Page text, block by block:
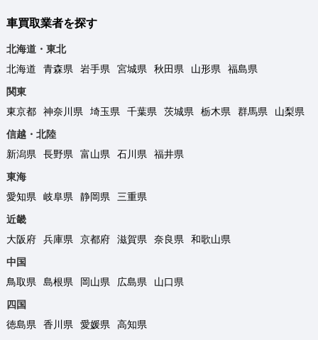
車買取業者を探す
北海道・東北
北海道
青森県 岩手県 宮城県 秋田県 山形県
福島県
関東
東京都
神奈川県 埼玉県 千葉県 茨城県 栃木県 群馬県
山梨県
信越・北陸
新潟県
長野県 富山県 石川県
福井県
東海
愛知県
岐阜県 静岡県
三重県
近畿
大阪府
兵庫県 京都府 滋賀県 奈良県
和歌山県
中国
鳥取県
島根県 岡山県 広島県
山口県
四国
徳島県
香川県 愛媛県
高知県